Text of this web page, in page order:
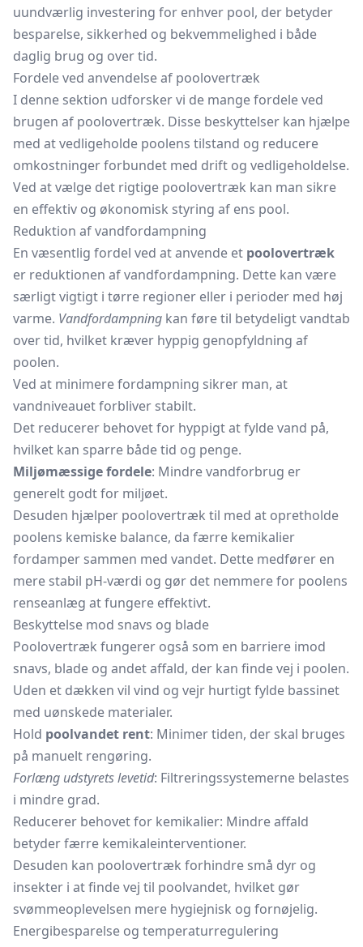
uundværlig investering for enhver pool, der betyder
besparelse, sikkerhed og bekvemmelighed i både
daglig brug og over tid.
Fordele ved anvendelse af poolovertræk
I denne sektion udforsker vi de mange fordele ved
brugen af poolovertræk. Disse beskyttelser kan hjælpe
med at vedligeholde poolens tilstand og reducere
omkostninger forbundet med drift og vedligeholdelse.
Ved at vælge det rigtige poolovertræk kan man sikre
en effektiv og økonomisk styring af ens pool.
Reduktion af vandfordampning
En væsentlig fordel ved at anvende et poolovertræk
er reduktionen af vandfordampning. Dette kan være
særligt vigtigt i tørre regioner eller i perioder med høj
varme. Vandfordampning kan føre til betydeligt vandtab
over tid, hvilket kræver hyppig genopfyldning af
poolen.
Ved at minimere fordampning sikrer man, at
vandniveauet forbliver stabilt.
Det reducerer behovet for hyppigt at fylde vand på,
hvilket kan sparre både tid og penge.
Miljømæssige fordele: Mindre vandforbrug er
generelt godt for miljøet.
Desuden hjælper poolovertræk til med at opretholde
poolens kemiske balance, da færre kemikalier
fordamper sammen med vandet. Dette medfører en
mere stabil pH-værdi og gør det nemmere for poolens
renseanlæg at fungere effektivt.
Beskyttelse mod snavs og blade
Poolovertræk fungerer også som en barriere imod
snavs, blade og andet affald, der kan finde vej i poolen.
Uden et dækken vil vind og vejr hurtigt fylde bassinet
med uønskede materialer.
Hold poolvandet rent: Minimer tiden, der skal bruges
på manuelt rengøring.
Forlæng udstyrets levetid: Filtreringssystemerne belastes
i mindre grad.
Reducerer behovet for kemikalier: Mindre affald
betyder færre kemikaleinterventioner.
Desuden kan poolovertræk forhindre små dyr og
insekter i at finde vej til poolvandet, hvilket gør
svømmeoplevelsen mere hygiejnisk og fornøjelig.
Energibesparelse og temperaturregulering